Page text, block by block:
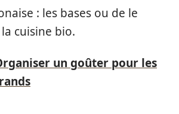
: les bases ou de le
cuisine bio.
un goûter pour les